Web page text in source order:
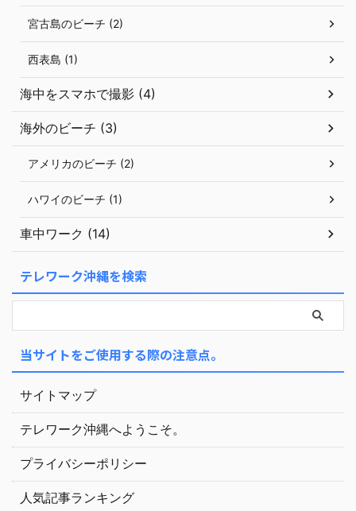
宮古島のビーチ (2)
西表島 (1)
海中をスマホで撮影 (4)
海外のビーチ (3)
アメリカのビーチ (2)
ハワイのビーチ (1)
車中ワーク (14)
テレワーク沖縄を検索
当サイトをご使用する際の注意点。
サイトマップ
テレワーク沖縄へようこそ。
プライバシーポリシー
人気記事ランキング